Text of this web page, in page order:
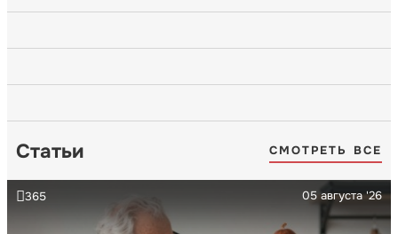
Статьи СМОТРЕТЬ ВСЕ
05 августа '26
365